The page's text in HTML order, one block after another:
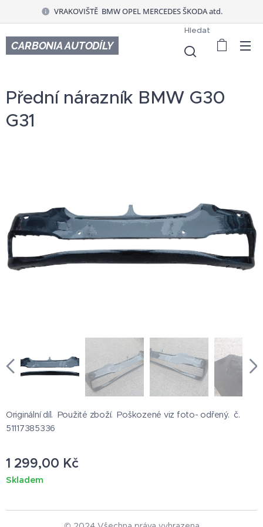
VRAKOVIŠTĚ BMW OPEL MERCEDES ŠKODA atd.
CARBONIA AUTODÍLY
Hledat
Přední nárazník BMW G30
G31
Originální díl. Použité zboží. Poškozené viz foto- odřený. č.
51117385336
1 299,00 Kč
Skladem